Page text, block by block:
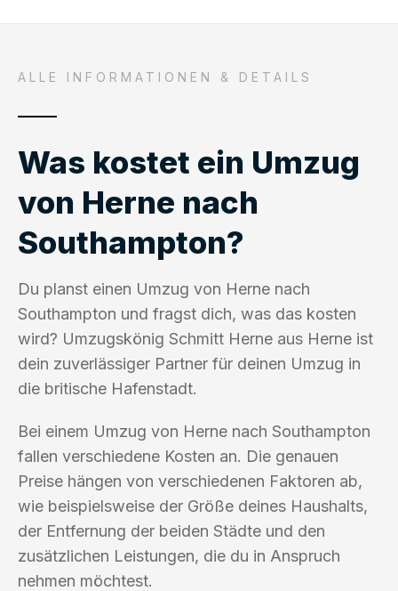
ALLE INFORMATIONEN & DETAILS
Was kostet ein Umzug
von Herne nach
Southampton?
Du planst einen Umzug von Herne nach
Southampton und fragst dich, was das kosten
wird? Umzugskönig Schmitt Herne aus Herne ist
dein zuverlässiger Partner für deinen Umzug in
die britische Hafenstadt.
Bei einem Umzug von Herne nach Southampton
fallen verschiedene Kosten an. Die genauen
Preise hängen von verschiedenen Faktoren ab,
wie beispielsweise der Größe deines Haushalts,
der Entfernung der beiden Städte und den
zusätzlichen Leistungen, die du in Anspruch
nehmen möchtest.